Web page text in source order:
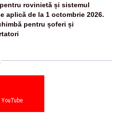
rovinietă și sistemul
aplică de la 1 octombrie 2026.
pentru șoferi și
YouTube